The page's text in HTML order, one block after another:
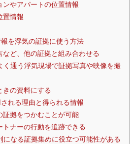
ンやアパートの位置情報
置情報
を浮気の証拠に使う方法
ど、他の証拠と組み合わせる
く通う浮気現場で証拠写真や映像を撮
きの資料にする
れる理由と得られる情報
拠をつかむことが可能
トナーの行動を追跡できる
になる証拠集めに役立つ可能性がある